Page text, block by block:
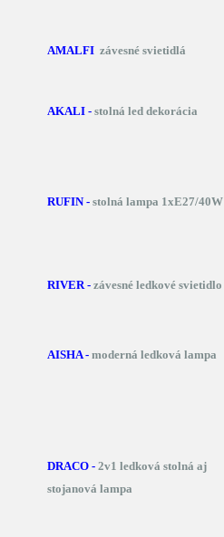
AMALFI závesné svietidlá
AKALI - stolná led dekorácia
RUFIN - stolná lampa 1xE27/40W
RIVER - závesné ledkové svietidlo
AISHA - moderná ledková lampa
DRACO - 2v1 ledková stolná aj
stojanová lampa